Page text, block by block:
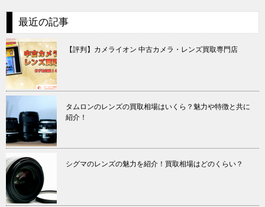
最近の記事
【評判】カメライオン 中古カメラ・レンズ買取専門店
タムロンのレンズの買取相場はいくら？魅力や特徴と共に
紹介！
シグマのレンズの魅力を紹介！買取相場はどのくらい？